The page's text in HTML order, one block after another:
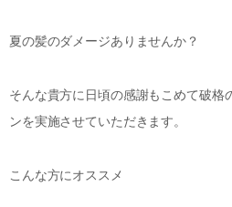
夏の髪のダメージありませんか？
そんな貴方に日頃の感謝もこめて破格
ンを実施させていただきます。
こんな方にオススメ